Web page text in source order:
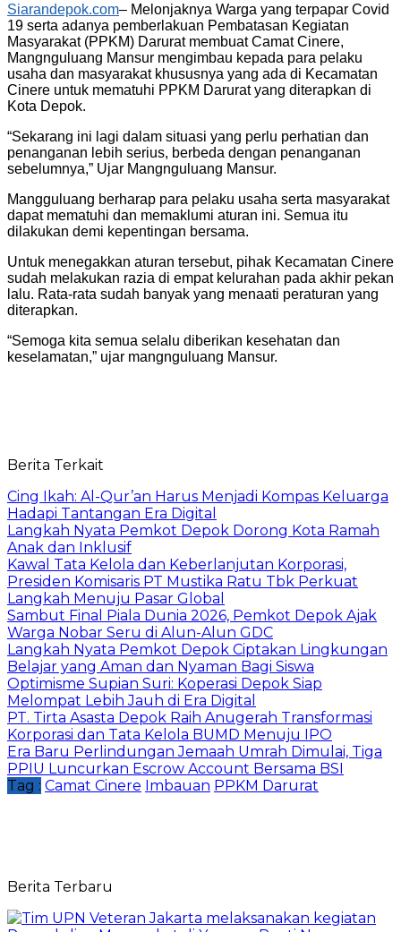
Siarandepok.com– Melonjaknya Warga yang terpapar Covid
19 serta adanya pemberlakuan Pembatasan Kegiatan
Masyarakat (PPKM) Darurat membuat Camat Cinere,
Mangnguluang Mansur mengimbau kepada para pelaku
usaha dan masyarakat khususnya yang ada di Kecamatan
Cinere untuk mematuhi PPKM Darurat yang diterapkan di
Kota Depok.
“Sekarang ini lagi dalam situasi yang perlu perhatian dan
penanganan lebih serius, berbeda dengan penanganan
sebelumnya,” Ujar Mangnguluang Mansur.
Mangguluang berharap para pelaku usaha serta masyarakat
dapat mematuhi dan memaklumi aturan ini. Semua itu
dilakukan demi kepentingan bersama.
Untuk menegakkan aturan tersebut, pihak Kecamatan Cinere
sudah melakukan razia di empat kelurahan pada akhir pekan
lalu. Rata-rata sudah banyak yang menaati peraturan yang
diterapkan.
“Semoga kita semua selalu diberikan kesehatan dan
keselamatan,” ujar mangnguluang Mansur.
Berita Terkait
Cing Ikah: Al-Qur’an Harus Menjadi Kompas Keluarga
Hadapi Tantangan Era Digital
Langkah Nyata Pemkot Depok Dorong Kota Ramah
Anak dan Inklusif
Kawal Tata Kelola dan Keberlanjutan Korporasi,
Presiden Komisaris PT Mustika Ratu Tbk Perkuat
Langkah Menuju Pasar Global
Sambut Final Piala Dunia 2026, Pemkot Depok Ajak
Warga Nobar Seru di Alun-Alun GDC
Langkah Nyata Pemkot Depok Ciptakan Lingkungan
Belajar yang Aman dan Nyaman Bagi Siswa
Optimisme Supian Suri: Koperasi Depok Siap
Melompat Lebih Jauh di Era Digital
PT. Tirta Asasta Depok Raih Anugerah Transformasi
Korporasi dan Tata Kelola BUMD Menuju IPO
Era Baru Perlindungan Jemaah Umrah Dimulai, Tiga
PPIU Luncurkan Escrow Account Bersama BSI
Tag : Camat Cinere Imbauan PPKM Darurat
Berita Terbaru